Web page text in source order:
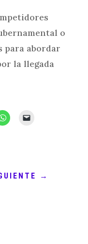
o
para abordar
la llegada
→